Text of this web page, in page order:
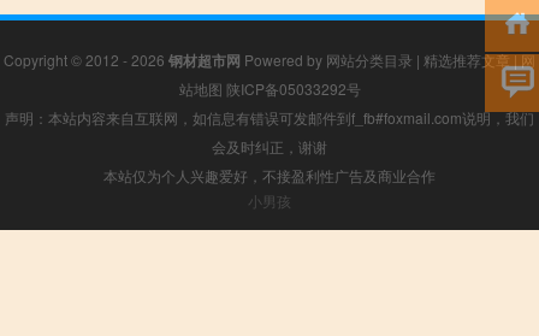
Copyright © 2012 - 2026 钢材超市网 Powered by 网站分类目录 | 精选推荐文章|网
站地图 陕ICP备05033292号
声明：本站内容来自互联网，如信息有错误可发邮件到f_fb#foxmail.com说明，我们
会及时纠正，谢谢
本站仅为个人兴趣爱好，不接盈利性广告及商业合作
小男孩